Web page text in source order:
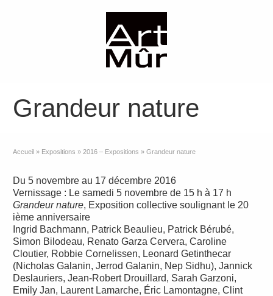
Grandeur nature
Accueil » Expositions » 2016 – Expositions » Grandeur nature
Du 5 novembre au 17 décembre 2016
Vernissage : Le samedi 5 novembre de 15 h à 17 h
Grandeur nature, Exposition collective soulignant le 20
ième anniversaire
Ingrid Bachmann, Patrick Beaulieu, Patrick Bérubé,
Simon Bilodeau, Renato Garza Cervera, Caroline
Cloutier, Robbie Cornelissen, Leonard Getinthecar
(Nicholas Galanin, Jerrod Galanin, Nep Sidhu), Jannick
Deslauriers, Jean-Robert Drouillard, Sarah Garzoni,
Emily Jan, Laurent Lamarche, Éric Lamontagne, Clint